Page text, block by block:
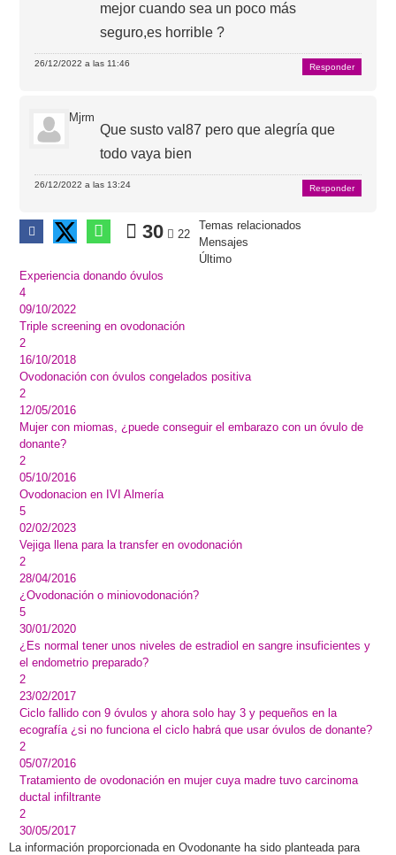
mejor cuando sea un poco más
seguro,es horrible ?
26/12/2022 a las 11:46 Responder
Mjrm
Que susto val87 pero que alegría que
todo vaya bien
26/12/2022 a las 13:24 Responder
30 22
Temas relacionados
Mensajes
Último
Experiencia donando óvulos
4
09/10/2022
Triple screening en ovodonación
2
16/10/2018
Ovodonación con óvulos congelados positiva
2
12/05/2016
Mujer con miomas, ¿puede conseguir el embarazo con un óvulo de
donante?
2
05/10/2016
Ovodonacion en IVI Almería
5
02/02/2023
Vejiga llena para la transfer en ovodonación
2
28/04/2016
¿Ovodonación o miniovodonación?
5
30/01/2020
¿Es normal tener unos niveles de estradiol en sangre insuficientes y
el endometrio preparado?
2
23/02/2017
Ciclo fallido con 9 óvulos y ahora solo hay 3 y pequeños en la
ecografía ¿si no funciona el ciclo habrá que usar óvulos de donante?
2
05/07/2016
Tratamiento de ovodonación en mujer cuya madre tuvo carcinoma
ductal infiltrante
2
30/05/2017
La información proporcionada en Ovodonante ha sido planteada para